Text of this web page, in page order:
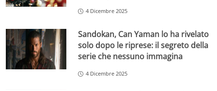
4 Dicembre 2025
Sandokan, Can Yaman lo ha rivelato
solo dopo le riprese: il segreto della
serie che nessuno immagina
4 Dicembre 2025